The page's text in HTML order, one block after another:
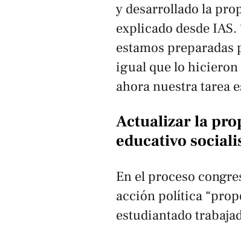
y desarrollado la
explicado desde
estamos preparadas
igual que lo hicieron
ahora nuestra tarea
Actualizar la
educativo
En el proceso
acción política
estudiantado